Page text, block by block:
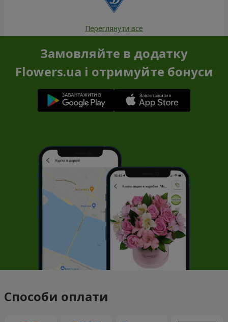
Переглянути все
Замовляйте в додатку
Flowers.ua і отримуйте бонуси
Способи оплати